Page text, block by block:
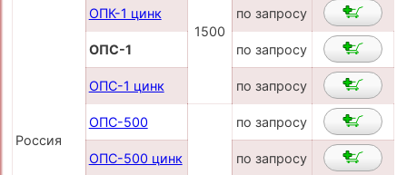
Россия
1500
ОПК-1 цинк по запросу
ОПС-1 по запросу
ОПС-1 цинк по запросу
ОПС-500 по запросу
ОПС-500 цинк по запросу